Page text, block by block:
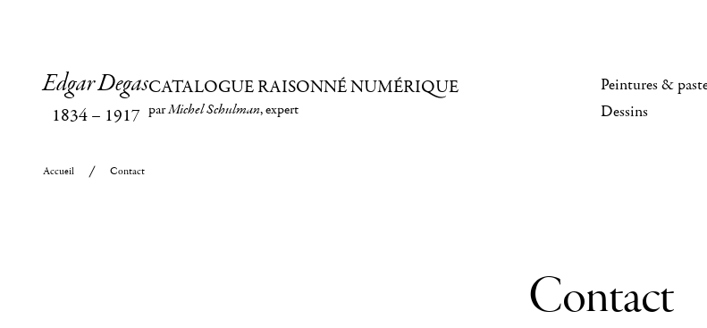
Edgar Degas
1834– 1917
CATALOGUE RAISONNÉ NUMÉRIQUE
parMichel Schulman, expert
Peintures &
Dessins
Accueil Contact
Contact